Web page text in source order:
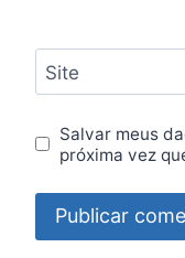
Site
Salvar meus
próxima vez